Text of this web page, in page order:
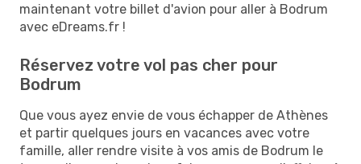
maintenant votre billet d'avion pour aller à Bodrum
avec eDreams.fr !
Réservez votre vol pas cher pour
Bodrum
Que vous ayez envie de vous échapper de Athènes
et partir quelques jours en vacances avec votre
famille, aller rendre visite à vos amis de Bodrum le